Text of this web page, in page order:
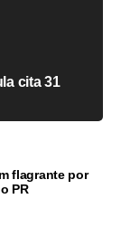
cita 31
flagrante por
PR